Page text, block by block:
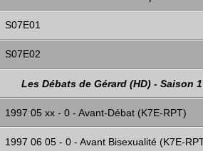
S07E01
S07E02
Les Débats de Gérard (HD) - Saison
1997 05 xx - 0 - Avant-Débat (K7E-RPT)
1997 06 05 - 0 - Avant Bisexualité (K7E-